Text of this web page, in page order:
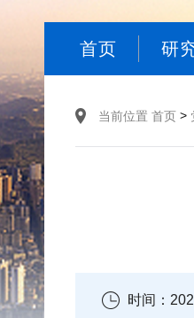
首页 研
当前位置 首页 >
时间：